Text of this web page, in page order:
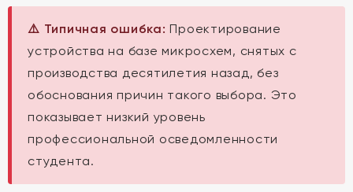
⚠️ Типичная ошибка: Проектирование
устройства на базе микросхем, снятых с
производства десятилетия назад, без
обоснования причин такого выбора. Это
показывает низкий уровень
профессиональной осведомленности
студента.